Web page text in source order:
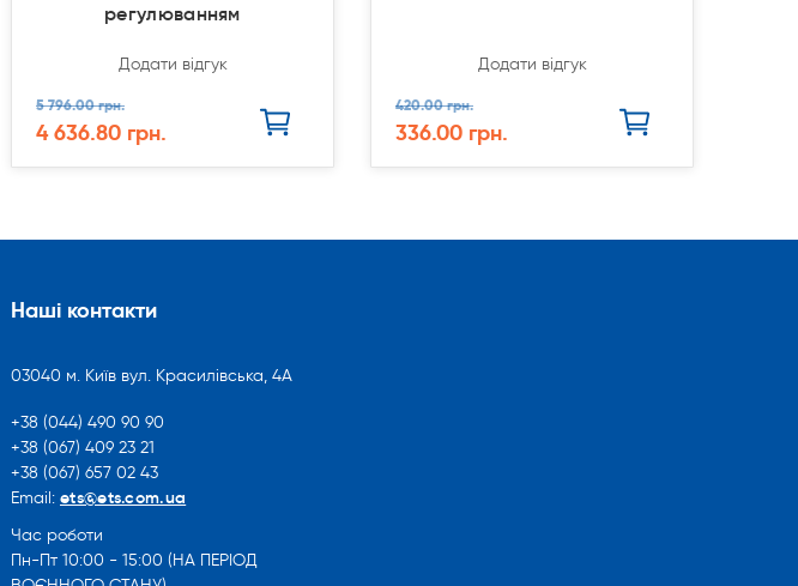
регулюванням
Додати відгук
5 796.00 грн.
4 636.80 грн.
Додати відгук
420.00 грн.
336.00 грн.
Наші контакти
03040 м. Київ вул. Красилівська, 4А
+38 (044) 490 90 90
+38 (067) 409 23 21
+38 (067) 657 02 43
Email: ets@ets.com.ua
Час роботи
Пн-Пт 10:00 - 15:00 (НА ПЕРІОД